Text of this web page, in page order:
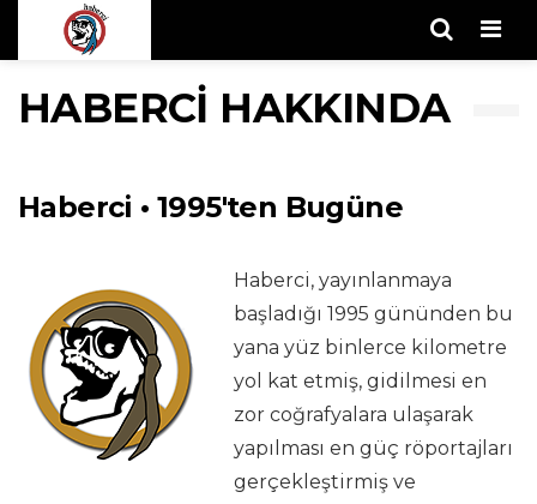
HABERCI HAKKINDA
Haberci • 1995'ten Bugüne
Haberci, yayınlanmaya
başladığı 1995 gününden bu
yana yüz binlerce kilometre
yol kat etmiş, gidilmesi en
zor coğrafyalara ulaşarak
yapılması en güç röportajları
gerçekleştirmiş ve